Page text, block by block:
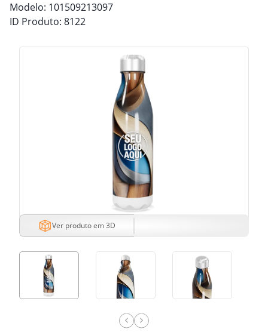
Modelo: 101509213097
ID Produto: 8122
Ver produto em 3D